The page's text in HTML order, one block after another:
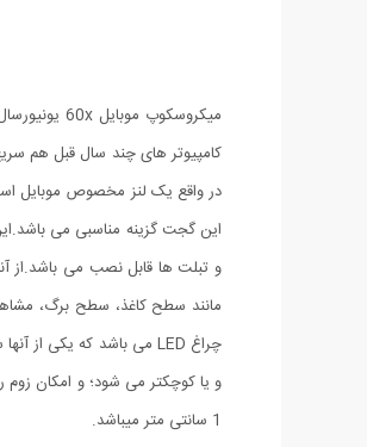
در واقع یک لنز مخصوص موبایل
و تبلت ها قابل نصب می باشد.از
مانند سطح کاغذ، سطح برگ،
و یا کوچکتر می شود؛ و امکان
1 سانتی متر میباشد.